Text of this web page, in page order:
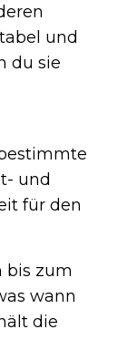
und
du sie
und
für den
bis zum
wann
die